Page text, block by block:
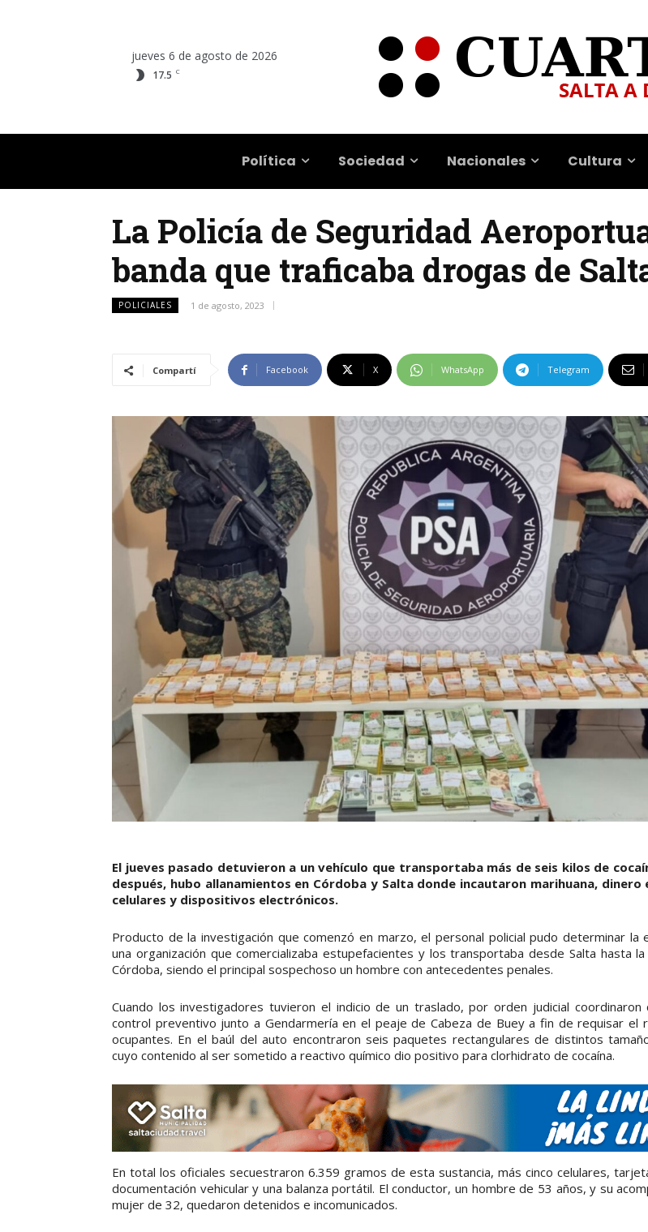
jueves 6 de agosto de 2026
17.5 C
Política Sociedad Nacionales Cultura
La Policía de Seguridad
banda que traficaba drogas de
POLICIALES 1 de agosto, 2023
Compartí Facebook X WhatsApp Telegram
El jueves pasado detuvieron a un vehículo que transportaba más de seis kilos de
después, hubo allanamientos en Córdoba y Salta donde incautaron marihuana, dinero
celulares y dispositivos electrónicos.
Producto de la investigación que comenzó en marzo, el personal policial pudo determinar la
una organización que comercializaba estupefacientes y los transportaba desde Salta hasta
Córdoba, siendo el principal sospechoso un hombre con antecedentes penales.
Cuando los investigadores tuvieron el indicio de un traslado, por orden judicial coordinaron
control preventivo junto a Gendarmería en el peaje de Cabeza de Buey a fin de requisar el
ocupantes. En el baúl del auto encontraron seis paquetes rectangulares de distintos
cuyo contenido al ser sometido a reactivo químico dio positivo para clorhidrato de cocaína.
En total los oficiales secuestraron 6.359 gramos de esta sustancia, más cinco celulares,
documentación vehicular y una balanza portátil. El conductor, un hombre de 53 años, y su
mujer de 32, quedaron detenidos e incomunicados.